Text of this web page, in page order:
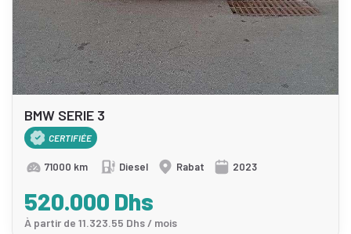
BMW SERIE 3
CERTIFIÉE
71000 km Diesel Rabat 2023
520.000 Dhs
À partir de 11.323.55 Dhs / mois